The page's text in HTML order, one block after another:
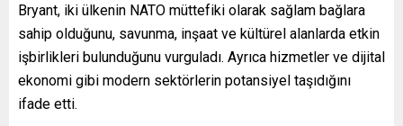
Bryant, iki ülkenin NATO müttefiki olarak sağlam bağlara
sahip olduğunu, savunma, inşaat ve kültürel alanlarda etkin
işbirlikleri bulunduğunu vurguladı. Ayrıca hizmetler ve dijital
ekonomi gibi modern sektörlerin potansiyel taşıdığını
ifade etti.